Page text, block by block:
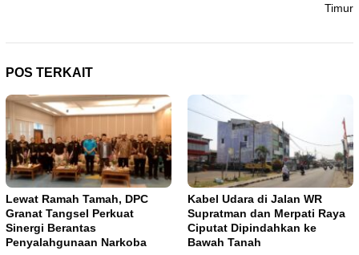
Timur
POS TERKAIT
Lewat Ramah Tamah, DPC
Granat Tangsel Perkuat
Sinergi Berantas
Penyalahgunaan Narkoba
Kabel Udara di Jalan WR
Supratman dan Merpati Raya
Ciputat Dipindahkan ke
Bawah Tanah